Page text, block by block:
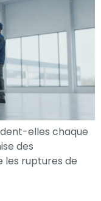
elles chaque
des
les ruptures de